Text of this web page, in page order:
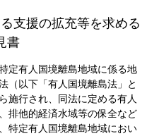
支援の拡充等を求める
書
定有人国境離島地域に係る地
（以下「有人国境離島法」と
施行され、同法に定める有人
排他的経済水域等の保全など
特定有人国境離島地域におい